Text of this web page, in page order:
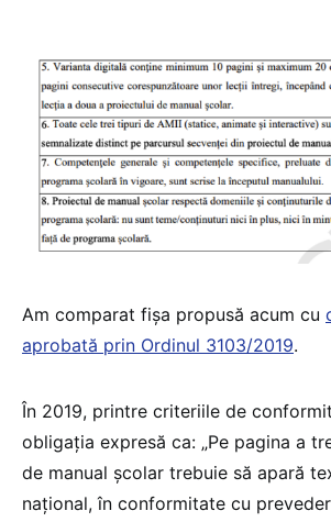
Am comparat fișa propusă acum cu
aprobată prin Ordinul 3103/2019.
În 2019, printre criteriile de
obligația expresă ca: „Pe pagina a
de manual școlar trebuie să apară
național, în conformitate cu